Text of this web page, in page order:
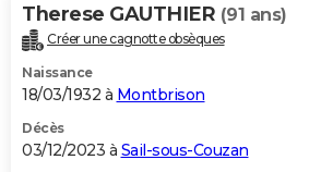
Therese GAUTHIER (91 ans)
Créer une cagnotte obsèques
Naissance
18/03/1932 à Montbrison
Décès
03/12/2023 à Sail-sous-Couzan